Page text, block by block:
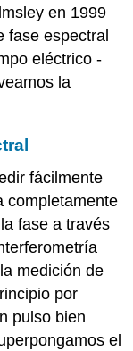
en 1999
fase espectral
eléctrico -
la
fácilmente
completamente
fase a través
medición de
por
pulso bien
el